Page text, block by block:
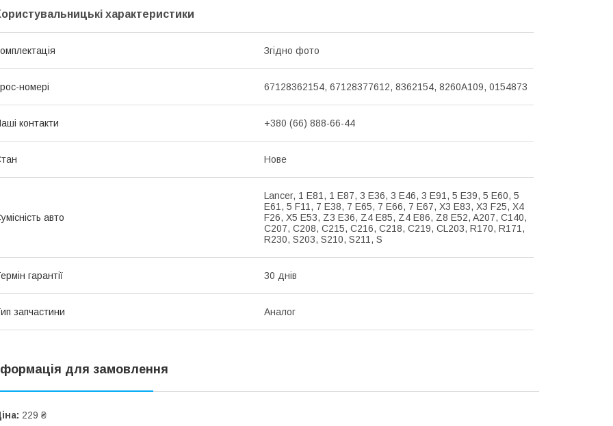
характеристики
Згідно фото
номері 67128362154, 67128377612, 8362154, 8260A109, 0154873
контакти +380 (66) 888-66-44
Нове
авто
Lancer, 1 E81, 1 E87, 3 E36, 3 E46, 3 E91, 5 E39, 5 E60, 5
E61, 5 F11, 7 E38, 7 E65, 7 E66, 7 E67, X3 E83, X3 F25, X4
F26, X5 E53, Z3 E36, Z4 E85, Z4 E86, Z8 E52, A207, C140,
C207, C208, C215, C216, C218, C219, CL203, R170, R171,
R230, S203, S210, S211, S
гарантії 30 днів
запчастини Аналог
для замовлення
229 ₴